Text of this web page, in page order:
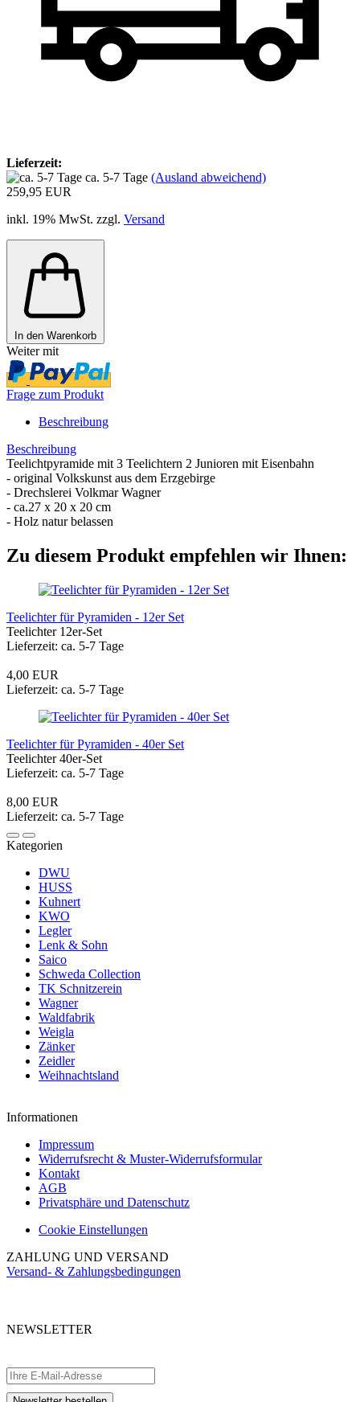
Lieferzeit:
ca. 5-7 Tage (Ausland abweichend)
259,95 EUR
inkl. 19% MwSt. zzgl. Versand
In den Warenkorb
Weiter mit
Frage zum Produkt
Beschreibung
Beschreibung
Teelichtpyramide mit 3 Teelichtern 2 Junioren mit Eisenbahn
- original Volkskunst aus dem Erzgebirge
- Drechslerei Volkmar Wagner
- ca.27 x 20 x 20 cm
- Holz natur belassen
Zu diesem Produkt empfehlen wir Ihnen:
Teelichter für Pyramiden - 12er Set
Teelichter 12er-Set
Lieferzeit: ca. 5-7 Tage
4,00 EUR
Lieferzeit: ca. 5-7 Tage
Teelichter für Pyramiden - 40er Set
Teelichter 40er-Set
Lieferzeit: ca. 5-7 Tage
8,00 EUR
Lieferzeit: ca. 5-7 Tage
Kategorien
DWU
HUSS
Kuhnert
KWO
Legler
Lenk & Sohn
Saico
Schweda Collection
TK Schnitzerein
Wagner
Waldfabrik
Weigla
Zänker
Zeidler
Weihnachtsland
Informationen
Impressum
Widerrufsrecht & Muster-Widerrufsformular
Kontakt
AGB
Privatsphäre und Datenschutz
Cookie Einstellungen
ZAHLUNG UND VERSAND
Versand- & Zahlungsbedingungen
NEWSLETTER